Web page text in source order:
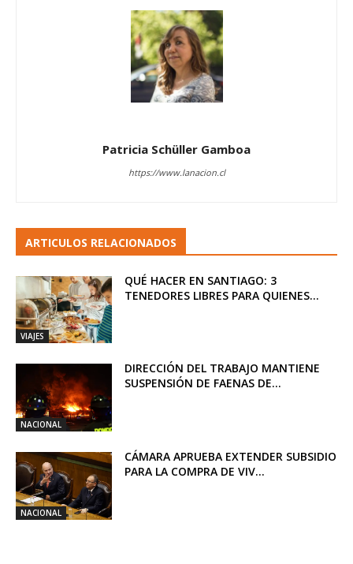
Patricia Schüller Gamboa
https://www.lanacion.cl
ARTICULOS RELACIONADOS
VIAJES
QUÉ HACER EN SANTIAGO: 3
TENEDORES LIBRES PARA QUIENES...
NACIONAL
DIRECCIÓN DEL TRABAJO MANTIENE
SUSPENSIÓN DE FAENAS DE...
NACIONAL
CÁMARA APRUEBA EXTENDER SUBSIDIO
PARA LA COMPRA DE VIV...